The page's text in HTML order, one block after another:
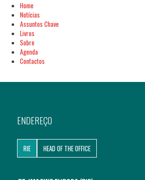
Home
Notícias
Assuntos Chave
Livros
Sobre
Agenda
Contactos
ENDEREÇO
RIE HEAD OF THE OFFICE